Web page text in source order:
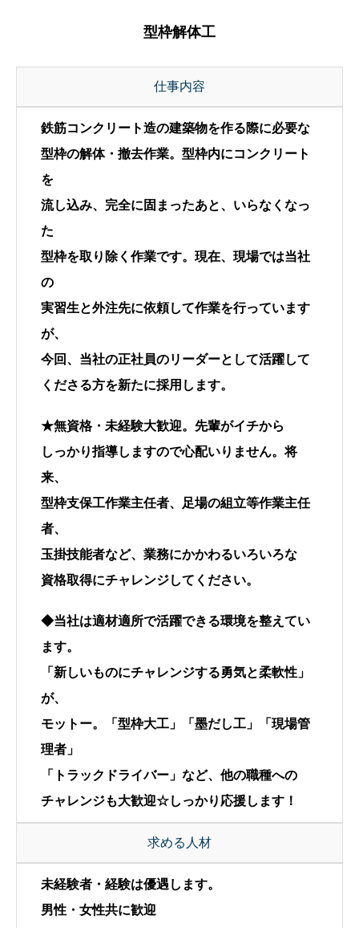
型枠解体工
仕事内容
鉄筋コンクリート造の建築物を作る際に必要な
型枠の解体・撤去作業。型枠内にコンクリート
を
流し込み、完全に固まったあと、いらなくなっ
た
型枠を取り除く作業です。現在、現場では当社
の
実習生と外注先に依頼して作業を行っています
が、
今回、当社の正社員のリーダーとして活躍して
くださる方を新たに採用します。
★無資格・未経験大歓迎。先輩がイチから
しっかり指導しますので心配いりません。将
来、
型枠支保工作業主任者、足場の組立等作業主任
者、
玉掛技能者など、業務にかかわるいろいろな
資格取得にチャレンジしてください。
◆当社は適材適所で活躍できる環境を整えてい
ます。
「新しいものにチャレンジする勇気と柔軟性」
が、
モットー。「型枠大工」「墨だし工」「現場管
理者」
「トラックドライバー」など、他の職種への
チャレンジも大歓迎☆しっかり応援します！
求める人材
未経験者・経験は優遇します。
男性・女性共に歓迎